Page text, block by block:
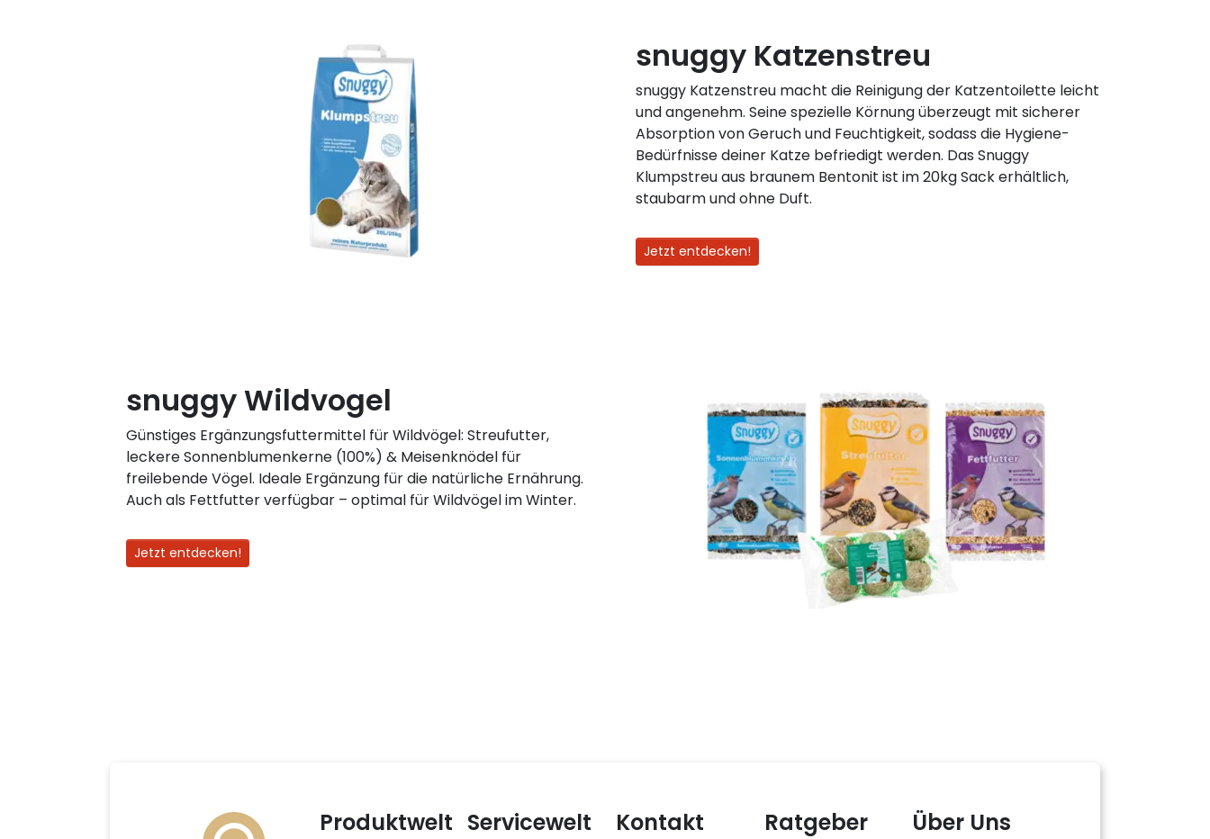
snuggy Katzenstreu
snuggy Katzenstreu macht die Reinigung der Katzentoilette leicht
und angenehm. Seine spezielle Körnung überzeugt mit sicherer
Absorption von Geruch und Feuchtigkeit, sodass die Hygiene-
Bedürfnisse deiner Katze befriedigt werden. Das Snuggy
Klumpstreu aus braunem Bentonit ist im 20kg Sack erhältlich,
staubarm und ohne Duft.
Jetzt entdecken!
snuggy Wildvogel
Günstiges Ergänzungsfuttermittel für Wildvögel: Streufutter,
leckere Sonnenblumenkerne (100%) & Meisenknödel für
freilebende Vögel. Ideale Ergänzung für die natürliche Ernährung.
Auch als Fettfutter verfügbar – optimal für Wildvögel im Winter.
Jetzt entdecken!
Produktwelt Servicewelt Kontakt Ratgeber Über Uns